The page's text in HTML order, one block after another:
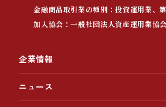
金融商品取引業の種別：投資運用業、
加入協会：一般社団法人資産運用業協会
企業情報
ニュース